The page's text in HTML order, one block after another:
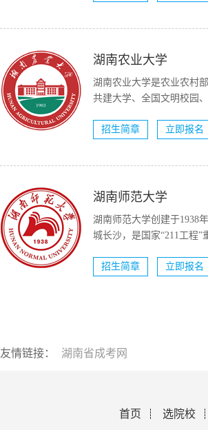
湖南农业大学
湖南农业大学是农业农村
共建大学、全国文明校园
招生简章
立即报名
湖南师范大学
湖南师范大学创建于1938
城长沙，是国家“211工程”
招生简章
立即报名
友情链接： 湖南省成考网
首页 选院校